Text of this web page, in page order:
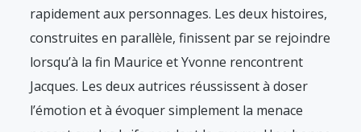
rapidement aux personnages. Les deux histoires,
construites en parallèle, finissent par se rejoindre
lorsqu’à la fin Maurice et Yvonne rencontrent
Jacques. Les deux autrices réussissent à doser
l’émotion et à évoquer simplement la menace